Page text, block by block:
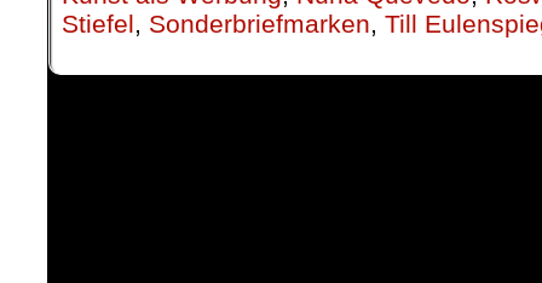
Stiefel, Sonderbriefmarken, Till